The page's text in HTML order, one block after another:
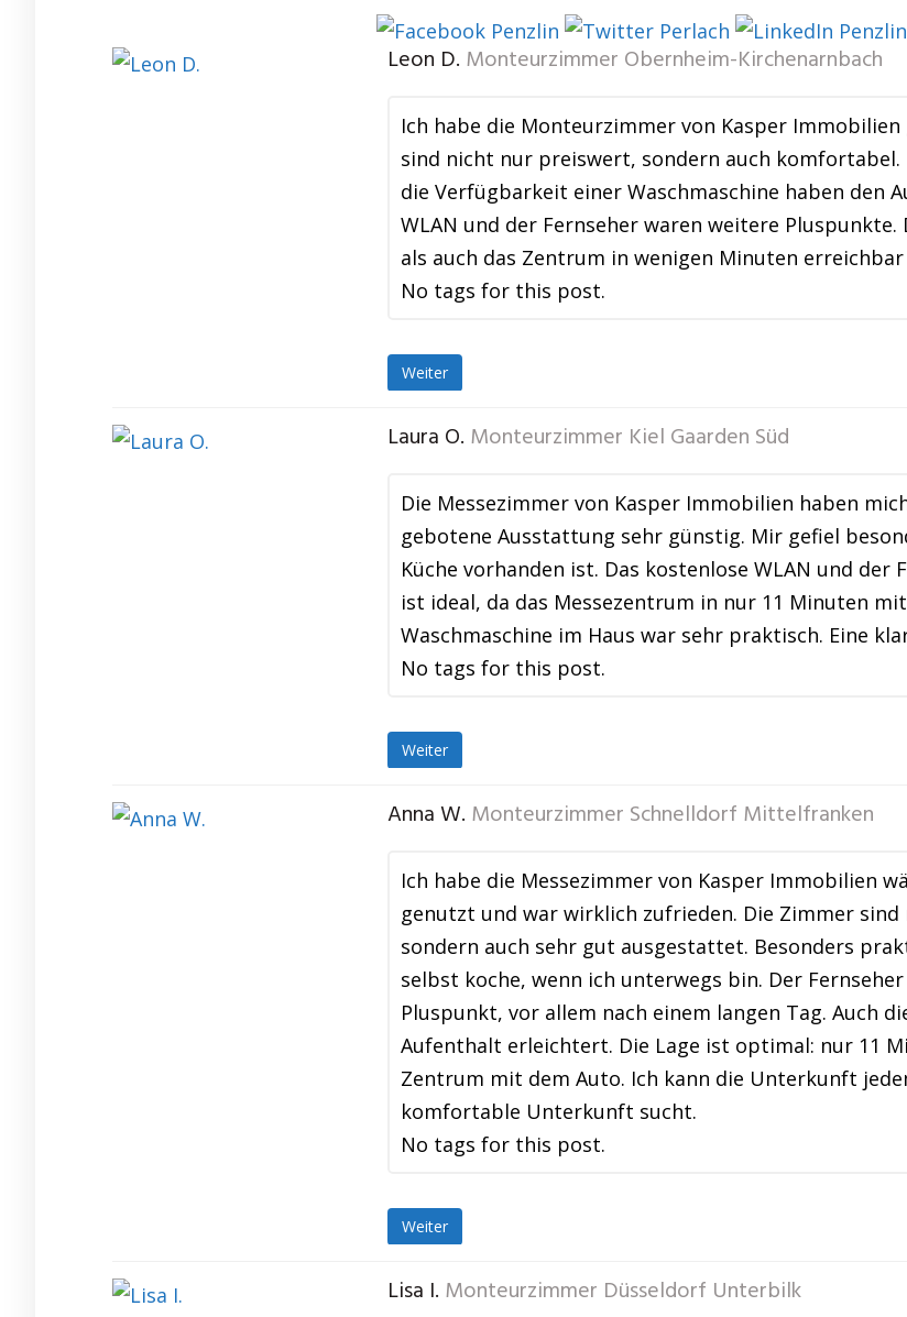
Leon D. Monteurzimmer Obernheim-Kirchenarnbach
Ich habe die Monteurzimmer von Kasper
sind nicht nur preiswert, sondern auch komfortabel.
die Verfügbarkeit einer Waschmaschine haben den
WLAN und der Fernseher waren weitere
als auch das Zentrum in wenigen Minuten
No tags for this post.
Weiter
Laura O. Monteurzimmer Kiel Gaarden Süd
Die Messezimmer von Kasper Immobilien haben
gebotene Ausstattung sehr günstig. Mir gefiel
Küche vorhanden ist. Das kostenlose WLAN und
ist ideal, da das Messezentrum in nur 11 Minuten
Waschmaschine im Haus war sehr praktisch. Eine
No tags for this post.
Weiter
Anna W. Monteurzimmer Schnelldorf Mittelfranken
Ich habe die Messezimmer von Kasper Immobilien
genutzt und war wirklich zufrieden. Die Zimmer
sondern auch sehr gut ausgestattet. Besonders
selbst koche, wenn ich unterwegs bin. Der
Pluspunkt, vor allem nach einem langen Tag. Auch
Aufenthalt erleichtert. Die Lage ist optimal: nur 11
Zentrum mit dem Auto. Ich kann die Unterkunft
komfortable Unterkunft sucht.
No tags for this post.
Weiter
Lisa I. Monteurzimmer Düsseldorf Unterbilk